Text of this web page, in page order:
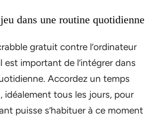
dans une routine quotidienne
gratuit contre l’ordinateur
est important de l’intégrer dans
Accordez un temps
idéalement tous les jours, pour
puisse s’habituer à ce moment